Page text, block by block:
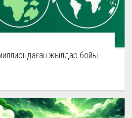
жылдар бойы